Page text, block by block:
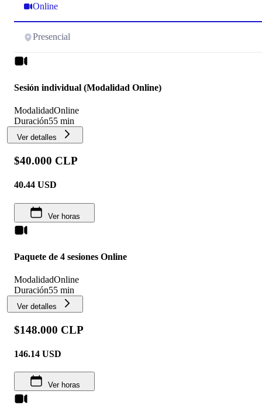
Online
Presencial
Sesión individual (Modalidad Online)
ModalidadOnline
Duración55 min
Ver detalles
$40.000 CLP
40.44 USD
Ver horas
Paquete de 4 sesiones Online
ModalidadOnline
Duración55 min
Ver detalles
$148.000 CLP
146.14 USD
Ver horas